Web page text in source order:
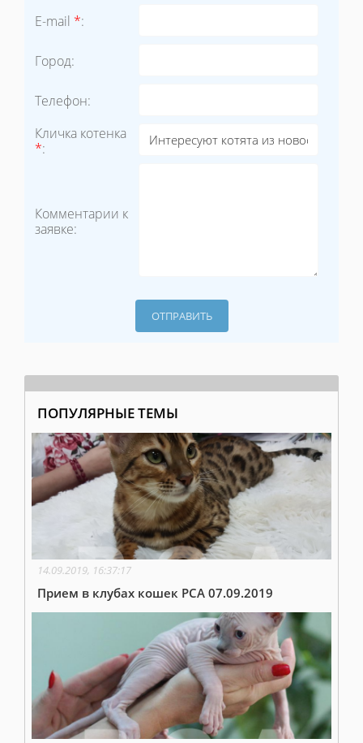
E-mail *:
Город:
Телефон:
Кличка котенка
*:
Комментарии к
заявке:
ПОПУЛЯРНЫЕ ТЕМЫ
14.09.2019, 16:37:17
Прием в клубах кошек PCA 07.09.2019